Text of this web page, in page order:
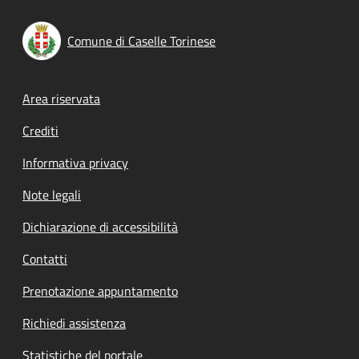
Comune di Caselle Torinese
Footer menu
Area riservata
Crediti
Informativa privacy
Note legali
Dichiarazione di accessibilità
Contatti
Prenotazione appuntamento
Richiedi assistenza
Statistiche del portale